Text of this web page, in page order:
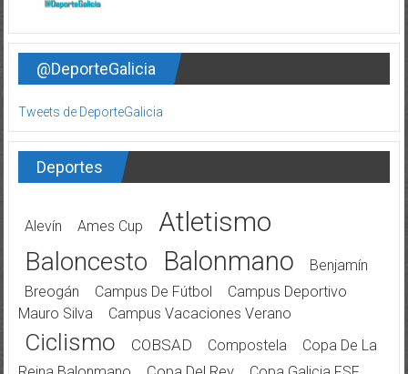
@DeporteGalicia
Tweets de DeporteGalicia
Deportes
Alevín Ames Cup Atletismo
Baloncesto Balonmano
Benjamín
Breogán
Campus De Fútbol
Campus Deportivo
Mauro Silva
Campus Vacaciones Verano
Ciclismo COBSAD Compostela
Copa De La